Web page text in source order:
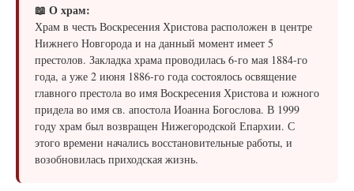
📖 О храм:
Храм в честь Воскресения Христова расположен в центре
Нижнего Новгорода и на данный момент имеет 5
престолов. Закладка храма проводилась 6-го мая 1884-го
года, а уже 2 июня 1886-го года состоялось освящение
главного престола во имя Воскресения Христова и южного
придела во имя св. апостола Иоанна Богослова. В 1999
году храм был возвращен Нижегородской Епархии. С
этого времени начались восстановительные работы, и
возобновилась приходская жизнь.